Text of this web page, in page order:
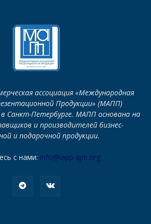
ассоциация «Международная
Продукции» (МАПП)
Санкт-Петербурге. МАПП основана на
и производителей бизнес-
и подарочной продукции.
с нами: info@iapp-spb.org